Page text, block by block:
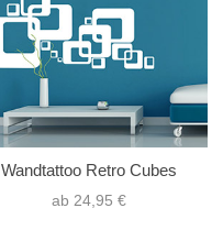
Wandtattoo Retro Cubes
ab 24,95 €